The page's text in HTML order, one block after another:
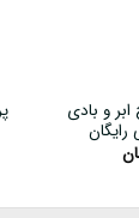
و بادی